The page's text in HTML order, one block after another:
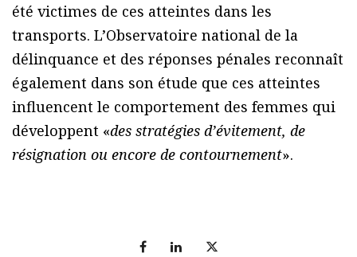
été victimes de ces atteintes dans les
transports. L’Observatoire national de la
délinquance et des réponses pénales reconnaît
également dans son étude que ces atteintes
influencent le comportement des femmes qui
développent «des stratégies d’évitement, de
résignation ou encore de contournement».